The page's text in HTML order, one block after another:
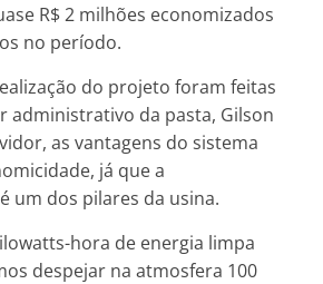
R$ 2 milhões economizados
no período.
do projeto foram feitas
administrativo da pasta, Gilson
as vantagens do sistema
já que a
um dos pilares da usina.
hora de energia limpa
despejar na atmosfera 100